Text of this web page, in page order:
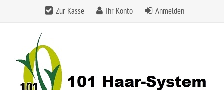
Zur Kasse Ihr Konto Anmelden